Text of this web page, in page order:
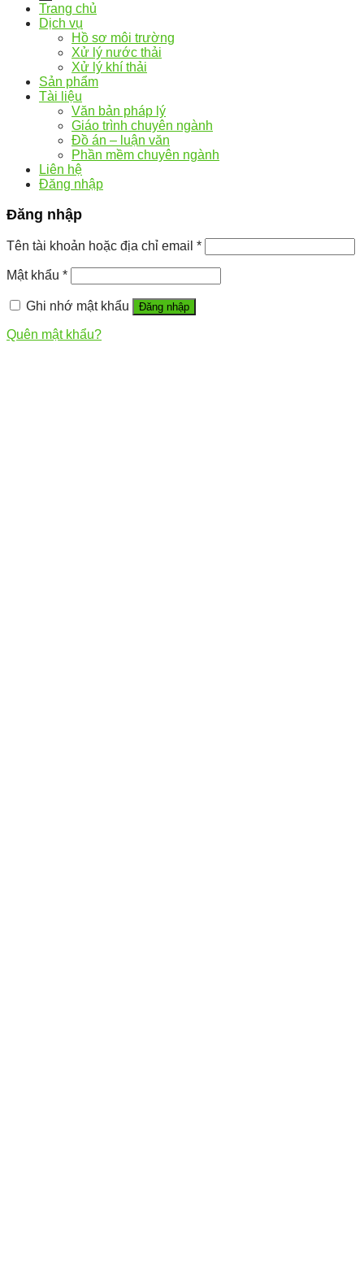
Trang chủ
Dịch vụ
Hồ sơ môi trường
Xử lý nước thải
Xử lý khí thải
Sản phẩm
Tài liệu
Văn bản pháp lý
Giáo trình chuyên ngành
Đồ án – luận văn
Phần mềm chuyên ngành
Liên hệ
Đăng nhập
Đăng nhập
Tên tài khoản hoặc địa chỉ email *
Mật khẩu *
Ghi nhớ mật khẩu Đăng nhập
Quên mật khẩu?